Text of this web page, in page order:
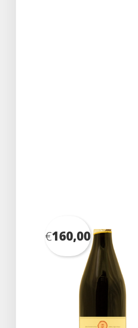
€160,00